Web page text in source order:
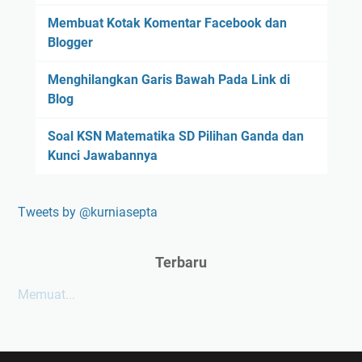
Membuat Kotak Komentar Facebook dan
Blogger
Menghilangkan Garis Bawah Pada Link di
Blog
Soal KSN Matematika SD Pilihan Ganda dan
Kunci Jawabannya
Tweets by @kurniasepta
Terbaru
Memuat...